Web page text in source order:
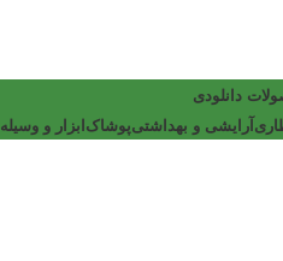
دانلودی
آرایشی و بهداشتیپوشاکابزار و وسیله